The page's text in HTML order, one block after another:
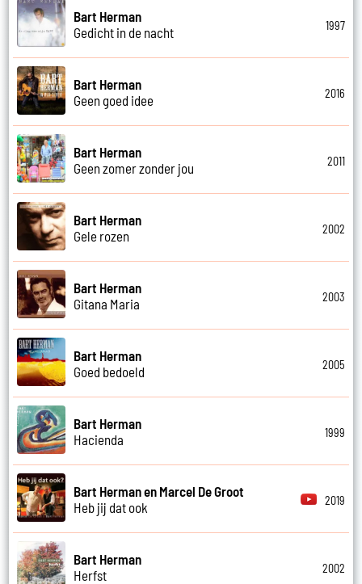
Bart Herman
Gedicht in de nacht
1997
Bart Herman
Geen goed idee
2016
Bart Herman
Geen zomer zonder jou
2011
Bart Herman
Gele rozen
2002
Bart Herman
Gitana Maria
2003
Bart Herman
Goed bedoeld
2005
Bart Herman
Hacienda
1999
Bart Herman en Marcel De Groot
Heb jij dat ook
2019
Bart Herman
Herfst
2002